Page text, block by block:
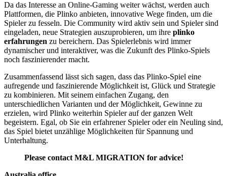
Da das Interesse an Online-Gaming weiter wächst, werden auch
Plattformen, die Plinko anbieten, innovative Wege finden, um die
Spieler zu fesseln. Die Community wird aktiv sein und Spieler sind
eingeladen, neue Strategien auszuprobieren, um ihre plinko
erfahrungen zu bereichern. Das Spielerlebnis wird immer
dynamischer und interaktiver, was die Zukunft des Plinko-Spiels
noch faszinierender macht.
Zusammenfassend lässt sich sagen, dass das Plinko-Spiel eine
aufregende und faszinierende Möglichkeit ist, Glück und Strategie
zu kombinieren. Mit seinem einfachen Zugang, den
unterschiedlichen Varianten und der Möglichkeit, Gewinne zu
erzielen, wird Plinko weiterhin Spieler auf der ganzen Welt
begeistern. Egal, ob Sie ein erfahrener Spieler oder ein Neuling sind,
das Spiel bietet unzählige Möglichkeiten für Spannung und
Unterhaltung.
Please contact M&L MIGRATION for advice!